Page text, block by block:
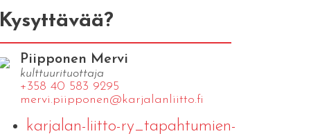
Kysyttävää?
Piipponen Mervi
kulttuurituottaja
+358 40 583 9295
mervi.​piipponen@​kar​jala​nlii​tto.​fi
karjalan-liitto-ry_tapahtumien-